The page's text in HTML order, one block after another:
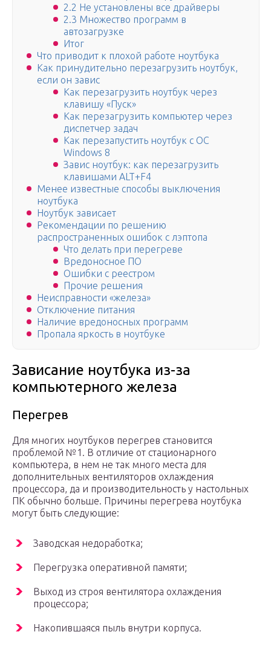
2.2 Не установлены все драйверы
2.3 Множество программ в
автозагрузке
Итог
Что приводит к плохой работе ноутбука
Как принудительно перезагрузить ноутбук,
если он завис
Как перезагрузить ноутбук через
клавишу «Пуск»
Как перезагрузить компьютер через
диспетчер задач
Как перезапустить ноутбук с ОС
Windows 8
Завис ноутбук: как перезагрузить
клавишами ALT+F4
Менее известные способы выключения
ноутбука
Ноутбук зависает
Рекомендации по решению
распространенных ошибок с лэптопа
Что делать при перегреве
Вредоносное ПО
Ошибки с реестром
Прочие решения
Неисправности «железа»
Отключение питания
Наличие вредоносных программ
Пропала яркость в ноутбуке
Зависание ноутбука из-за
компьютерного железа
Перегрев
Для многих ноутбуков перегрев становится
проблемой №1. В отличие от стационарного
компьютера, в нем не так много места для
дополнительных вентиляторов охлаждения
процессора, да и производительность у настольных
ПК обычно больше. Причины перегрева ноутбука
могут быть следующие:
Заводская недоработка;
Перегрузка оперативной памяти;
Выход из строя вентилятора охлаждения
процессора;
Накопившаяся пыль внутри корпуса.